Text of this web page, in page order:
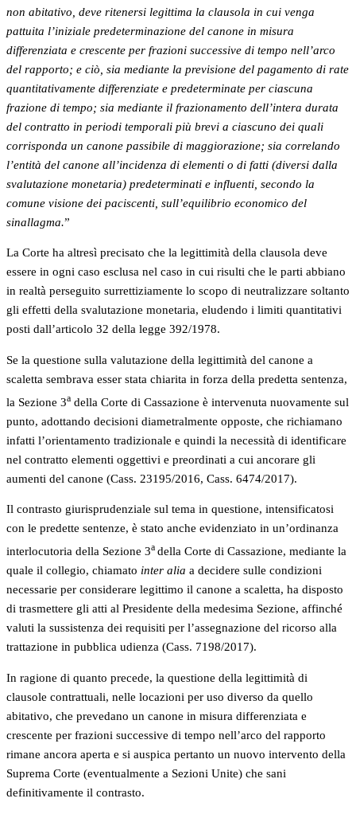
non abitativo, deve ritenersi legittima la clausola in cui venga
pattuita l’iniziale predeterminazione del canone in misura
differenziata e crescente per frazioni successive di tempo nell’arco
del rapporto; e ciò, sia mediante la previsione del pagamento di rate
quantitativamente differenziate e predeterminate per ciascuna
frazione di tempo; sia mediante il frazionamento dell’intera durata
del contratto in periodi temporali più brevi a ciascuno dei quali
corrisponda un canone passibile di maggiorazione; sia correlando
l’entità del canone all’incidenza di elementi o di fatti (diversi dalla
svalutazione monetaria) predeterminati e influenti, secondo la
comune visione dei paciscenti, sull’equilibrio economico del
sinallagma.”
La Corte ha altresì precisato che la legittimità della clausola deve
essere in ogni caso esclusa nel caso in cui risulti che le parti abbiano
in realtà perseguito surrettiziamente lo scopo di neutralizzare soltanto
gli effetti della svalutazione monetaria, eludendo i limiti quantitativi
posti dall’articolo 32 della legge 392/1978.
Se la questione sulla valutazione della legittimità del canone a
scaletta sembrava esser stata chiarita in forza della predetta sentenza,
la Sezione 3a della Corte di Cassazione è intervenuta nuovamente sul
punto, adottando decisioni diametralmente opposte, che richiamano
infatti l’orientamento tradizionale e quindi la necessità di identificare
nel contratto elementi oggettivi e preordinati a cui ancorare gli
aumenti del canone (Cass. 23195/2016, Cass. 6474/2017).
Il contrasto giurisprudenziale sul tema in questione, intensificatosi
con le predette sentenze, è stato anche evidenziato in un’ordinanza
interlocutoria della Sezione 3a della Corte di Cassazione, mediante la
quale il collegio, chiamato inter alia a decidere sulle condizioni
necessarie per considerare legittimo il canone a scaletta, ha disposto
di trasmettere gli atti al Presidente della medesima Sezione, affinché
valuti la sussistenza dei requisiti per l’assegnazione del ricorso alla
trattazione in pubblica udienza (Cass. 7198/2017).
In ragione di quanto precede, la questione della legittimità di
clausole contrattuali, nelle locazioni per uso diverso da quello
abitativo, che prevedano un canone in misura differenziata e
crescente per frazioni successive di tempo nell’arco del rapporto
rimane ancora aperta e si auspica pertanto un nuovo intervento della
Suprema Corte (eventualmente a Sezioni Unite) che sani
definitivamente il contrasto.